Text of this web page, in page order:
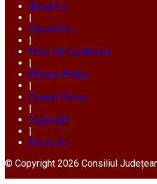
About Us
|
Contact Us
|
Terms & Conditions
|
Privacy Policy
|
Cookie Policy
|
Copyright
|
Press Kit
© Copyright 2026 Consiliul